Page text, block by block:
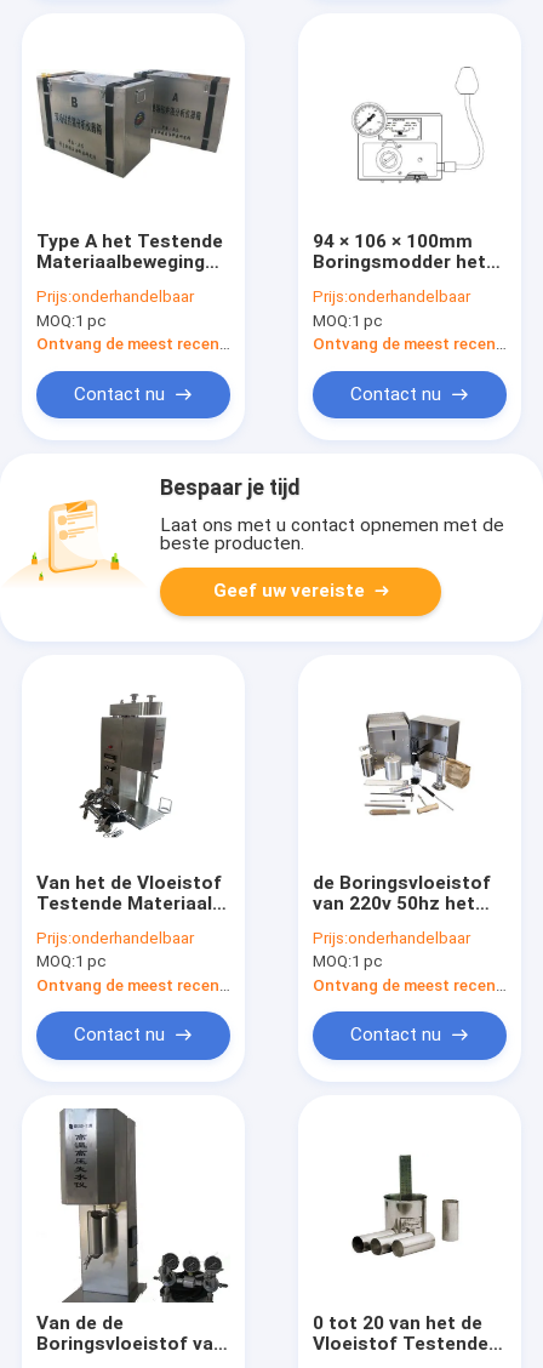
Type A het Testende
Materiaalbeweging
Boringsmodder
buigzaam met znn-
D6/gj-3s
Prijs:onderhandelbaar
MOQ:1 pc
Ontvang de meest recente Prijs
Contact nu
94 × 106 × 100mm
Boringsmodder het
Materiaalverwarmer
voor 6
Prijs:onderhandelbaar
MOQ:1 pc
Ontvang de meest recente Prijs
Contact nu
Bespaar je tijd
Laat ons met u contact opnemen met de
beste producten.
Geef uw vereiste
Van het de Vloeistof
Testende Materiaal
van de het
Dynamische
filterpers 22.6cm2 de
Filtratiegebied
Prijs:onderhandelbaar
MOQ:1 pc
Contact nu
de Boringsvloeistof
van 220v 50hz het
Modderretort van
Materiaalzng voor de
Fractie van het
Moddervolume
Prijs:onderhandelbaar
MOQ:1 pc
Contact nu
Van de de
Boringsvloeistof van
0 tot 20 van het de
Vloeistof Testende